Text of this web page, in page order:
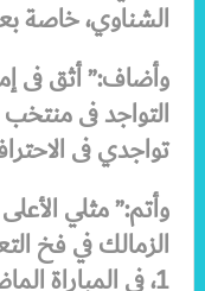
الشناوي، خاصة
وأضاف:” أثق فى
التواجد فى
تواجدي فى
وأتم:” مثلي
1، في المباراة الماضية